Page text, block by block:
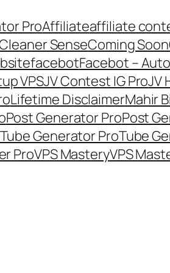
ProAffiliateaffiliate
SenseComing Soon
facebotFacebot –
VPSJV Contest IG ProJV
Lifetime DisclaimerMahir
Post Generator ProPost
Tube Generator ProTube
ProVPS MasteryVPS